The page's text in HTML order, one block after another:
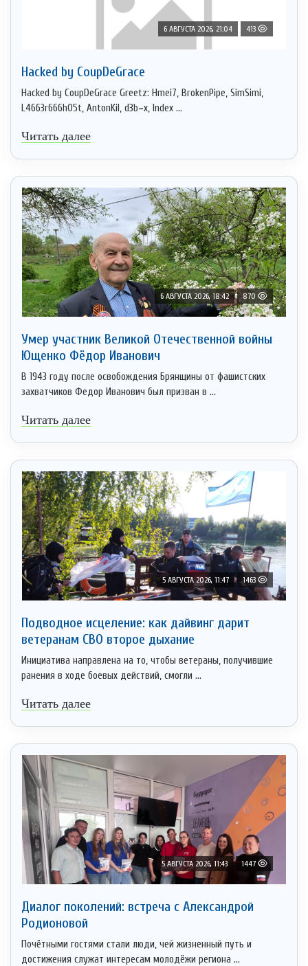
6 АВГУСТА 2026, 21:04 413
Hacked by CoupDeGrace
Hacked by CoupDeGrace Greetz: Hmei7, BrokenPipe, SimSimi,
L4663r666h05t, AntonKil, d3b~x, Index ...
Читать далее
6 АВГУСТА 2026, 18:42 870
Умер участник Великой Отечественной войны
Ющенко Фёдор Иванович
В 1943 году после освобождения Брянщины от фашистских
захватчиков Федор Иванович был призван в ...
Читать далее
5 АВГУСТА 2026, 11:47 1463
Подводное исцеление: как дайвинг дарит
ветеранам СВО второе дыхание
Инициатива направлена на то, чтобы ветераны, получившие
ранения в ходе боевых действий, смогли ...
Читать далее
5 АВГУСТА 2026, 11:43 1447
Диалог поколений: встреча с Александрой
Родионовой
Почётными гостями стали люди, чей жизненный путь и
достижения служат интересам молодёжи региона ...